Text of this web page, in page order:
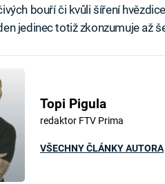
bouří či kvůli šíření
jedinec totiž zkonzumuje až
Topi Pigula
redaktor FTV Prima
VŠECHNY ČLÁNKY AUTORA